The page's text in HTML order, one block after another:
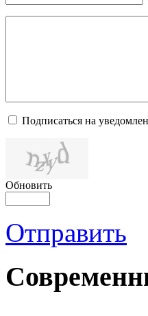
Подписаться на
Обновить
Отправить